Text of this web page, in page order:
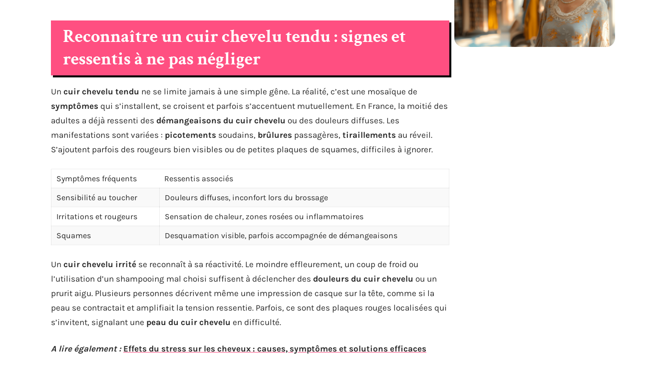
Reconnaître un cuir chevelu tendu : signes et
ressentis à ne pas négliger
Un cuir chevelu tendu ne se limite jamais à une simple gêne. La réalité, c’est une mosaïque de
symptômes qui s’installent, se croisent et parfois s’accentuent mutuellement. En France, la moitié des
adultes a déjà ressenti des démangeaisons du cuir chevelu ou des douleurs diffuses. Les
manifestations sont variées : picotements soudains, brûlures passagères, tiraillements au réveil.
S’ajoutent parfois des rougeurs bien visibles ou de petites plaques de squames, difficiles à ignorer.
Symptômes fréquents
Ressentis associés
Sensibilité au toucher
Douleurs diffuses, inconfort lors du brossage
Irritations et rougeurs
Sensation de chaleur, zones rosées ou inflammatoires
Squames
Desquamation visible, parfois accompagnée de démangeaisons
Un cuir chevelu irrité se reconnaît à sa réactivité. Le moindre effleurement, un coup de froid ou
l’utilisation d’un shampooing mal choisi suffisent à déclencher des douleurs du cuir chevelu ou un
prurit aigu. Plusieurs personnes décrivent même une impression de casque sur la tête, comme si la
peau se contractait et amplifiait la tension ressentie. Parfois, ce sont des plaques rouges localisées qui
s’invitent, signalant une peau du cuir chevelu en difficulté.
A lire également : Effets du stress sur les cheveux : causes, symptômes et solutions efficaces